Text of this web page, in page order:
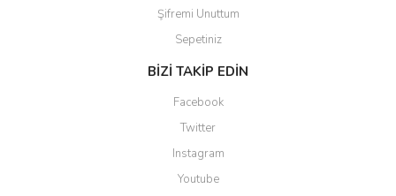
Şifremi Unuttum
Sepetiniz
BİZİ TAKİP EDİN
Facebook
Twitter
Instagram
Youtube